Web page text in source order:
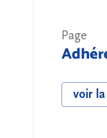
Page
voir